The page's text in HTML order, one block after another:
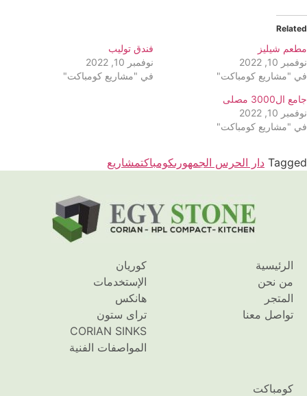
Related
مطعم شيليز
نوفمبر 10, 2022
في "مشاريع كومباكت"
فندق توليب
نوفمبر 10, 2022
في "مشاريع كومباكت"
جامع ال3000 مصلى
نوفمبر 10, 2022
في "مشاريع كومباكت"
Tagged دار الحرس الجمهورىكومباكتمشاريع
الرئيسية
من نحن
المتجر
تواصل معنا
كوريان
الإستخدمات
هانكس
تراى ستون
CORIAN SINKS
المواصفات الفنية
كومباكت